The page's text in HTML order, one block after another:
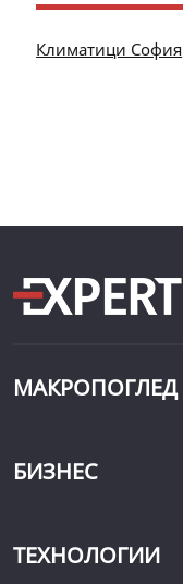
Климатици София
МАКРОПОГЛЕД
БИЗНЕС
ТЕХНОЛОГИИ